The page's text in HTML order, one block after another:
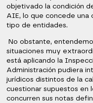
objetivado la condición
AIE, lo que concede una
tipo de entidades.
No obstante,
situaciones muy
está aplicando la
Administración pudiera
jurídicos distintos de la
cuestionar supuestos en
concurren sus notas